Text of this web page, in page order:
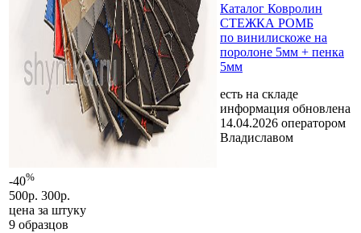
-40%
500р. 300р.
цена за штуку
9 образцов
Каталог Ковролин
СТЕЖКА РОМБ
по винилискоже на
поролоне 5мм + пенка
5мм
есть на складе
информация обновлена
14.04.2026 оператором
Владиславом